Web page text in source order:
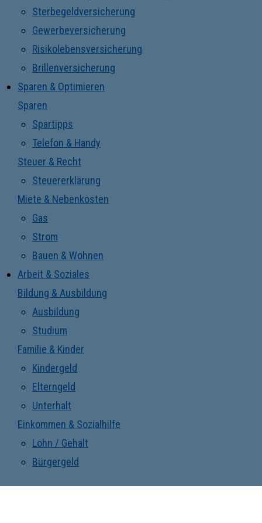
Sterbegeldversicherung
Gewerbeversicherung
Risikolebensversicherung
Brillenversicherung
Sparen & Optimieren
Sparen
Spartipps
Telefon & Handy
Steuer & Recht
Steuererklärung
Miete & Nebenkosten
Gas
Strom
Bauen & Wohnen
Arbeit & Soziales
Bildung & Ausbildung
Ausbildung
Studium
Familie & Kinder
Kindergeld
Elterngeld
Unterhalt
Einkommen & Sozialhilfe
Lohn / Gehalt
Bürgergeld